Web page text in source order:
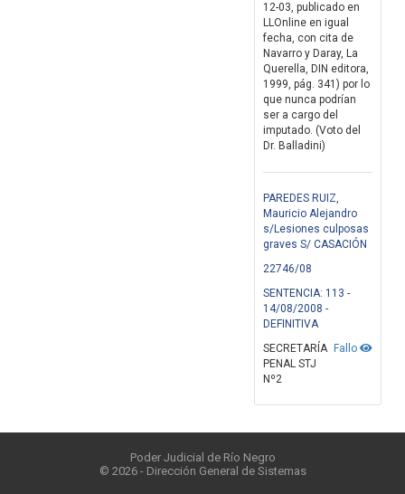
12-03, publicado en
LLOnline en igual
fecha, con cita de
Navarro y Daray, La
Querella, DIN editora,
1999, pág. 341) por lo
que nunca podrían
ser a cargo del
imputado. (Voto del
Dr. Balladini)
PAREDES RUIZ,
Mauricio Alejandro
s/Lesiones culposas
graves S/ CASACIÓN
22746/08
SENTENCIA: 113 -
14/08/2008 -
DEFINITIVA
Fallo
SECRETARÍA
PENAL STJ
Nº2